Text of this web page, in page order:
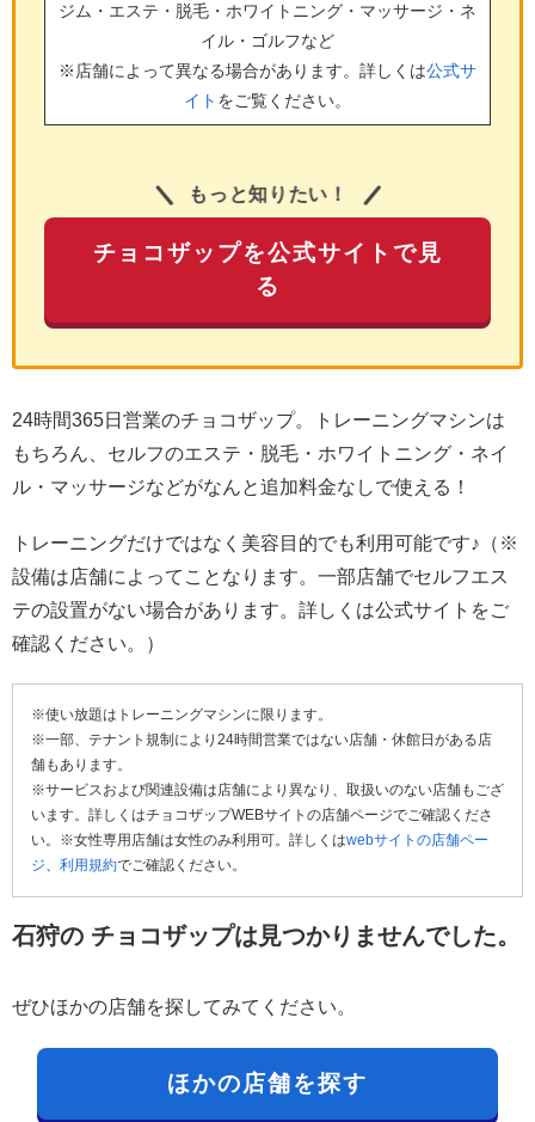
ジム・エステ・脱毛・ホワイトニング・マッサージ・ネ
イル・ゴルフなど
※店舗によって異なる場合があります。詳しくは公式サ
イト をご覧ください。
もっと知りたい！
チョコザップを公式サイトで見
る
24時間365日営業のチョコザップ。トレーニングマシンは
もちろん、セルフのエステ・脱毛・ホワイトニング・ネイ
ル・マッサージなどがなんと追加料金なしで使える！
トレーニングだけではなく美容目的でも利用可能です♪（※
設備は店舗によってことなります。一部店舗でセルフエス
テの設置がない場合があります。詳しくは公式サイトをご
確認ください。）
※使い放題はトレーニングマシンに限ります。
※一部、テナント規制により24時間営業ではない店舗・休館日がある店
舗もあります。
※サービスおよび関連設備は店舗により異なり、取扱いのない店舗もござ
います。詳しくはチョコザップWEBサイトの店舗ページでご確認くださ
い。※女性専用店舗は女性のみ利用可。詳しくはwebサイトの店舗ペー
ジ、 利用規約でご確認ください。
石狩の チョコザップは見つかりませんでした。
ぜひほかの店舗を探してみてください。
ほかの店舗を探す